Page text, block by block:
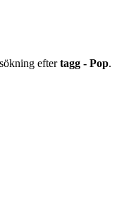
eftertagg - Pop.